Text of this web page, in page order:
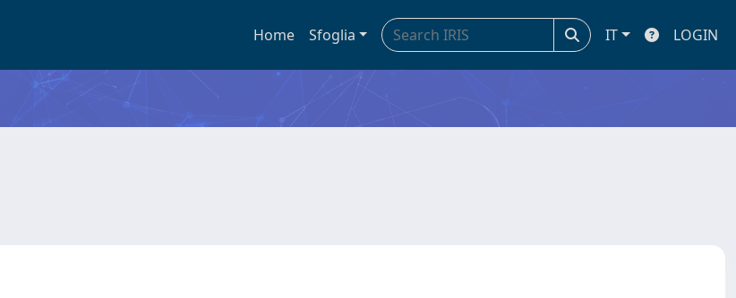
Home Sfoglia IT LOGIN